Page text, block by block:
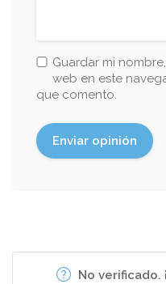
Guardar mi
web en este
que comento.
No verificado.